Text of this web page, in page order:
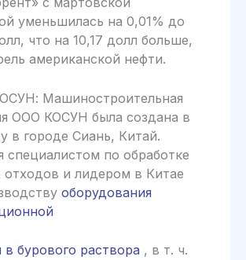
уменьшилась на 0,01% до
что на 10,17 долл больше,
американской нефти.
Машиностроительная
ООО КОСУН была создана в
в городе Сиань, Китай.
специалистом по обработке
отходов и лидером в Китае
оборудования
бурового раствора , в т. ч.